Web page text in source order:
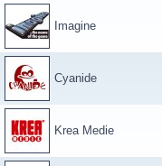
Imagine
Cyanide
Krea Medie